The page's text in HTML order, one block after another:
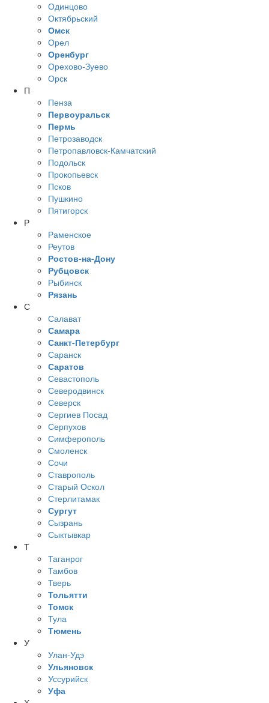
Одинцово
Октябрьский
Омск
Орел
Оренбург
Орехово-Зуево
Орск
П
Пенза
Первоуральск
Пермь
Петрозаводск
Петропавловск-Камчатский
Подольск
Прокопьевск
Псков
Пушкино
Пятигорск
Р
Раменское
Реутов
Ростов-на-Дону
Рубцовск
Рыбинск
Рязань
С
Салават
Самара
Санкт-Петербург
Саранск
Саратов
Севастополь
Северодвинск
Северск
Сергиев Посад
Серпухов
Симферополь
Смоленск
Сочи
Ставрополь
Старый Оскол
Стерлитамак
Сургут
Сызрань
Сыктывкар
Т
Таганрог
Тамбов
Тверь
Тольятти
Томск
Тула
Тюмень
У
Улан-Удэ
Ульяновск
Уссурийск
Уфа